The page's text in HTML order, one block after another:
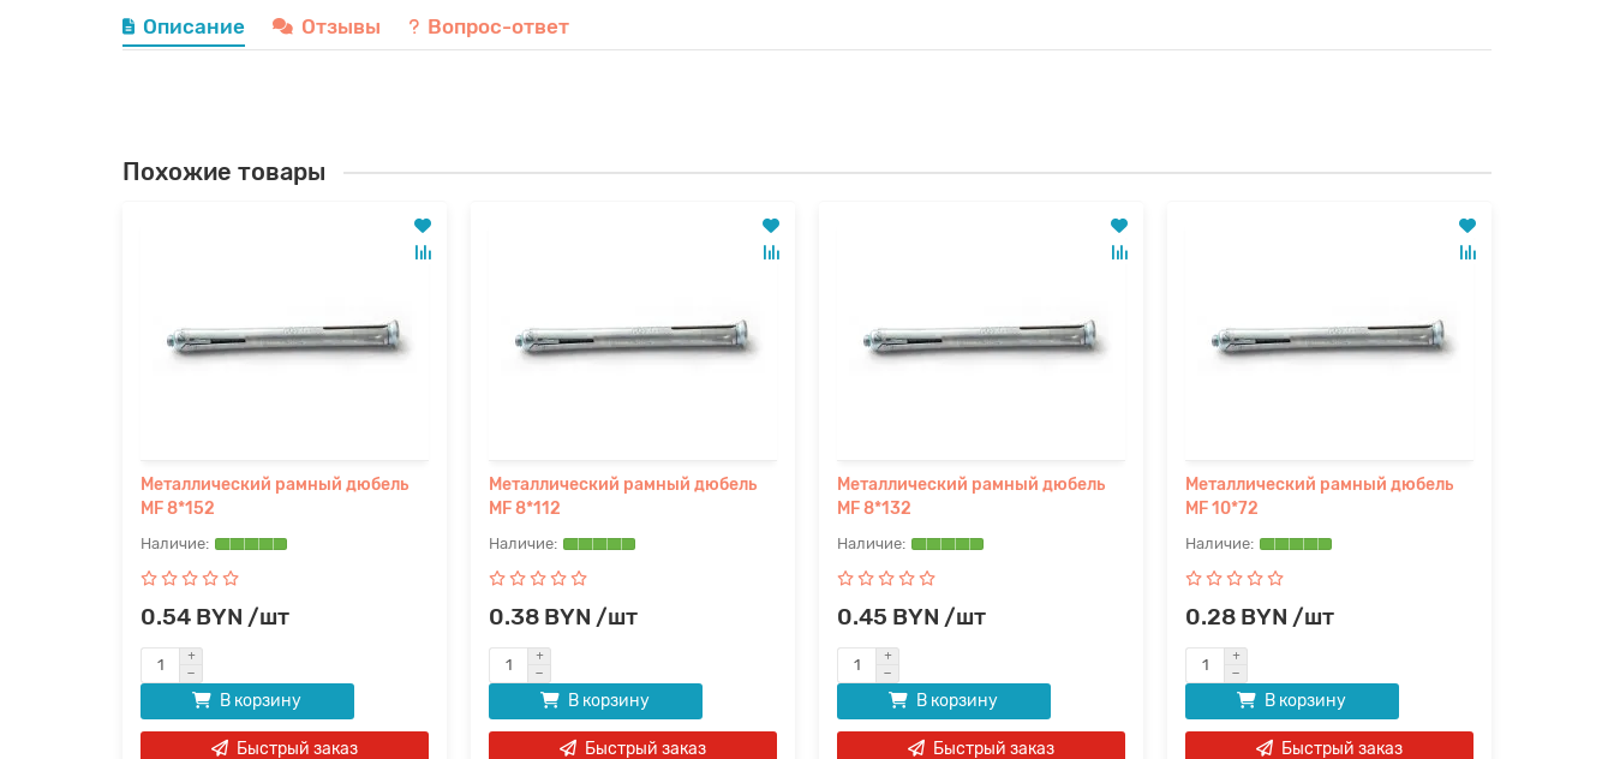
Описание Отзывы Вопрос-ответ
Похожие товары
Металлический рамный дюбель
MF 8*152
0.54 BYN /шт
В корзину
Быстрый заказ
Металлический рамный дюбель
MF 8*112
0.38 BYN /шт
В корзину
Быстрый заказ
Металлический рамный дюбель
MF 8*132
0.45 BYN /шт
В корзину
Быстрый заказ
Металлический рамный дюбель
MF 10*72
0.28 BYN /шт
В корзину
Быстрый заказ